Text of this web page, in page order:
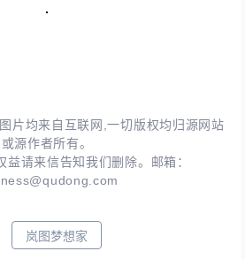
片均来自互联网,一切版权均归源网站
或源作者所有。
益请来信告知我们删除。邮箱：
岚图梦想家